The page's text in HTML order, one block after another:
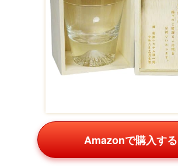
Amazonで購入する